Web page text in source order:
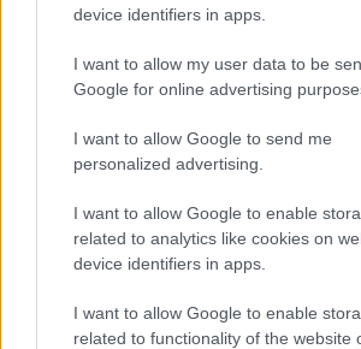
device identifiers in apps.
I want to allow my user data to be
Google for online advertising
I want to allow Google to send me
personalized advertising.
I want to allow Google to enable
related to analytics like cookies on
device identifiers in apps.
I want to allow Google to enable
related to functionality of the website
bíróság az apának ítélte Ludwig
jogát, mert megkérdőjelezték,
expornósztár megfelelő
Ilona elszökött Amerikából a
során hosszú perek sorozata
beadta a válókeresetet, és ott
ítélték Ludwigot.
Forrás: STOP